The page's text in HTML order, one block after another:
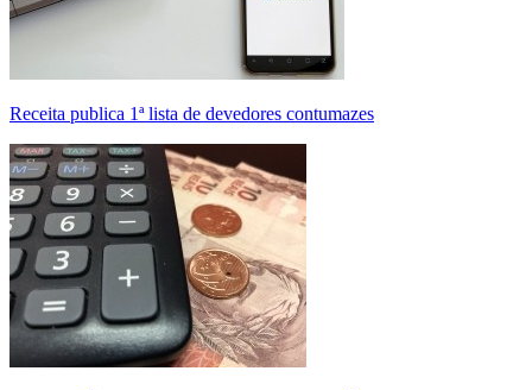
Receita publica 1ª lista de devedores contumazes